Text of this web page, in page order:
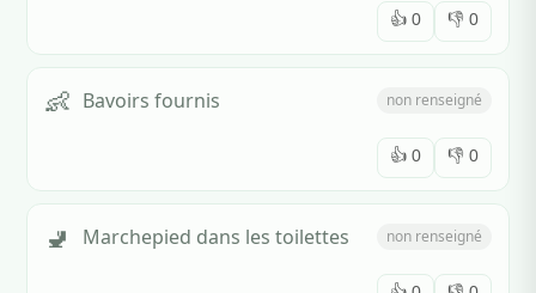
👍 0 👎 0
👶 Bavoirs fournis non renseigné
👍 0 👎 0
🚽 Marchepied dans les toilettes non renseigné